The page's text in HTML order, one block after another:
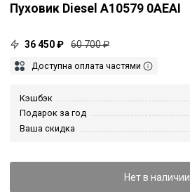
Пуховик Diesel A10579 0AEAI
36 450 ₽ 60 700 ₽
Доступна оплата частями
Кэшбэк
Подарок за год
Ваша скидка
Нет в наличии